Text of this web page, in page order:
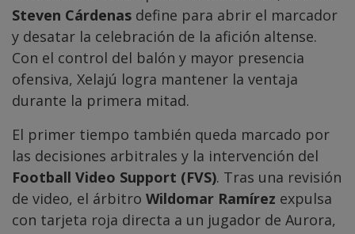
Steven Cárdenas define para abrir el marcador
y desatar la celebración de la afición altense.
Con el control del balón y mayor presencia
ofensiva, Xelajú logra mantener la ventaja
durante la primera mitad.
El primer tiempo también queda marcado por
las decisiones arbitrales y la intervención del
Football Video Support (FVS). Tras una revisión
de video, el árbitro Wildomar Ramírez expulsa
con tarjeta roja directa a un jugador de Aurora,